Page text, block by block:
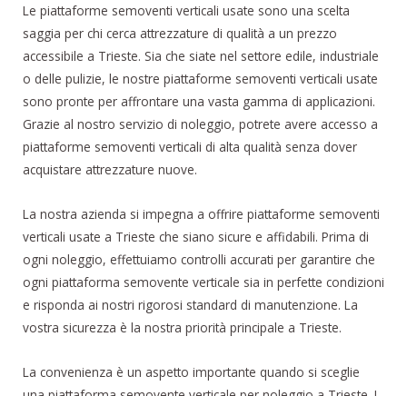
Le piattaforme semoventi verticali usate sono una scelta
saggia per chi cerca attrezzature di qualità a un prezzo
accessibile a Trieste. Sia che siate nel settore edile, industriale
o delle pulizie, le nostre piattaforme semoventi verticali usate
sono pronte per affrontare una vasta gamma di applicazioni.
Grazie al nostro servizio di noleggio, potrete avere accesso a
piattaforme semoventi verticali di alta qualità senza dover
acquistare attrezzature nuove.
La nostra azienda si impegna a offrire piattaforme semoventi
verticali usate a Trieste che siano sicure e affidabili. Prima di
ogni noleggio, effettuiamo controlli accurati per garantire che
ogni piattaforma semovente verticale sia in perfette condizioni
e risponda ai nostri rigorosi standard di manutenzione. La
vostra sicurezza è la nostra priorità principale a Trieste.
La convenienza è un aspetto importante quando si sceglie